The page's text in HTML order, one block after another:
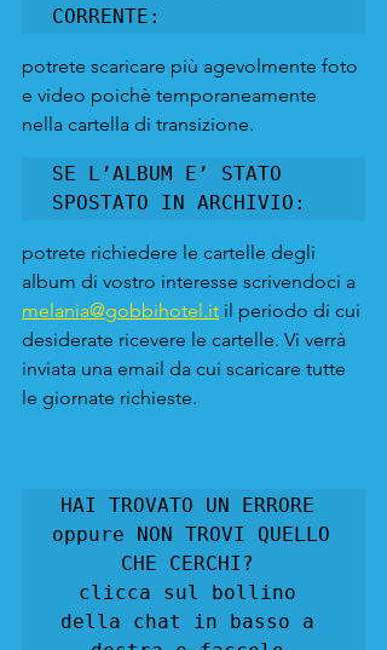
CORRENTE:
potrete scaricare più agevolmente foto
e video poichè temporaneamente
nella cartella di transizione.
SE L’ALBUM E’ STATO
SPOSTATO IN ARCHIVIO:
potrete richiedere le cartelle degli
album di vostro interesse scrivendoci a
melania@gobbihotel.it il periodo di cui
desiderate ricevere le cartelle. Vi verrà
inviata una email da cui scaricare tutte
le giornate richieste.
HAI TROVATO UN ERRORE
oppure NON TROVI QUELLO
CHE CERCHI?
clicca sul bollino
della chat in basso a